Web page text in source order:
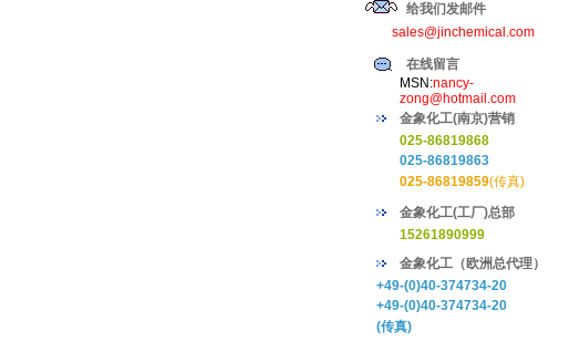
给我们发邮件
sales@jinchemical.com
在线留言
MSN:nancy-
zong@hotmail.com
金象化工(南京)营销
025-86819868
025-86819863
025-86819859(传真)
金象化工(工厂)总部
15261890999
金象化工（欧洲总代理）
+49-(0)40-374734-20
+49-(0)40-374734-20
(传真)